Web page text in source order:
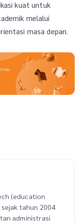
kuat untuk
melalui
masa depan.
(education
tahun 2004
administrasi